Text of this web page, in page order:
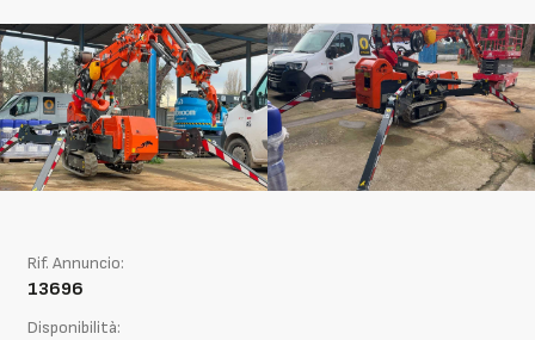
Rif. Annuncio:
13696
Disponibilità: